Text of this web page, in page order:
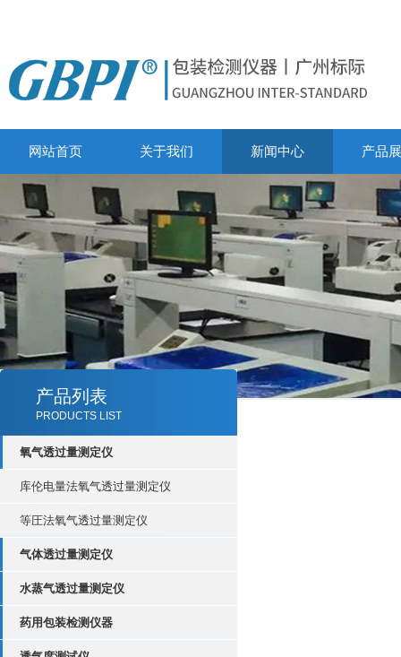
网站首页 关于我们 新闻中心 产品
产品列表
PRODUCTS LIST
氧气透过量测定仪
库伦电量法氧气透过量测定仪
等圧法氧气透过量测定仪
气体透过量测定仪
水蒸气透过量测定仪
药用包装检测仪器